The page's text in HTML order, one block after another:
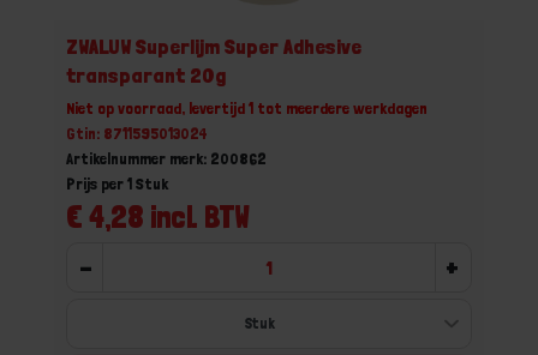
ZWALUW Superlijm Super Adhesive
transparant 20g
Niet op voorraad, levertijd 1 tot meerdere werkdagen
Gtin: 8711595013024
Artikelnummer merk: 200862
€ 4,28 incl. BTW
Prijs per 1 Stuk
- +